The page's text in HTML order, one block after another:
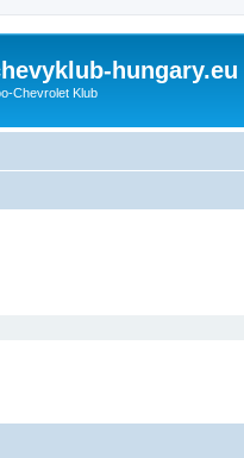
hungary.eu
Chevrolet Klub